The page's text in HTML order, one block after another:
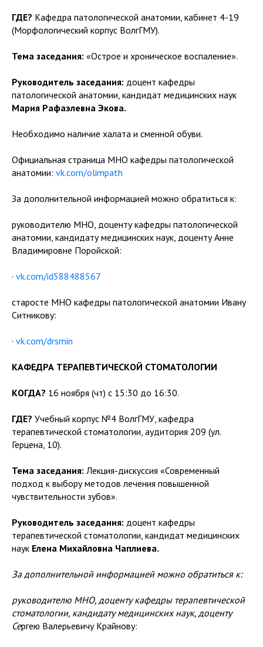
ГДЕ? Кафедра патологической анатомии, кабинет 4-19
(Морфологический корпус ВолгГМУ).
Тема заседания: «Острое и хроническое воспаление».
Руководитель заседания: доцент кафедры
патологической анатомии, кандидат медицинских наук
Мария Рафаэлевна Экова.
Необходимо наличие халата и сменной обуви.
Официальная страница МНО кафедры патологической
анатомии: vk.com/olimpath
За дополнительной информацией можно обратиться к:
руководителю МНО, доценту кафедры патологической
анатомии, кандидату медицинских наук, доценту Анне
Владимировне Поройской:
· vk.com/id588488567
старосте МНО кафедры патологической анатомии Ивану
Ситникову:
· vk.com/drsmin
КАФЕДРА ТЕРАПЕВТИЧЕСКОЙ СТОМАТОЛОГИИ
КОГДА? 16 ноября (чт) с 15:30 до 16:30.
ГДЕ? Учебный корпус №4 ВолгГМУ, кафедра
терапевтической стоматологии, аудитория 209 (ул.
Герцена, 10).
Тема заседания: Лекция-дискуссия «Современный
подход к выбору методов лечения повышенной
чувствительности зубов».
Руководитель заседания: доцент кафедры
терапевтической стоматологии, кандидат медицинских
наук Елена Михайловна Чаплиева.
За дополнительной информацией можно обратиться к:
руководителю МНО, доценту кафедры терапевтической
стоматологии, кандидату медицинских наук, доценту
Сергею Валерьевичу Крайнову: